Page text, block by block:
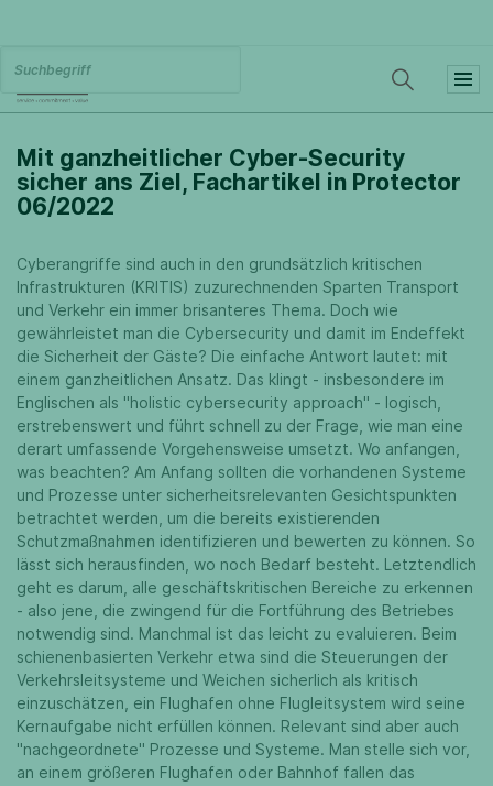
Mit ganzheitlicher Cyber-Security
sicher ans Ziel, Fachartikel in Protector
06/2022
Cyberangriffe sind auch in den grundsätzlich kritischen
Infrastrukturen (KRITIS) zuzurechnenden Sparten Transport
und Verkehr ein immer brisanteres Thema. Doch wie
gewährleistet man die Cybersecurity und damit im Endeffekt
die Sicherheit der Gäste? Die einfache Antwort lautet: mit
einem ganzheitlichen Ansatz. Das klingt - insbesondere im
Englischen als "holistic cybersecurity approach" - logisch,
erstrebenswert und führt schnell zu der Frage, wie man eine
derart umfassende Vorgehensweise umsetzt. Wo anfangen,
was beachten? Am Anfang sollten die vorhandenen Systeme
und Prozesse unter sicherheitsrelevanten Gesichtspunkten
betrachtet werden, um die bereits existierenden
Schutzmaßnahmen identifizieren und bewerten zu können. So
lässt sich herausfinden, wo noch Bedarf besteht. Letztendlich
geht es darum, alle geschäftskritischen Bereiche zu erkennen
- also jene, die zwingend für die Fortführung des Betriebes
notwendig sind. Manchmal ist das leicht zu evaluieren. Beim
schienenbasierten Verkehr etwa sind die Steuerungen der
Verkehrsleitsysteme und Weichen sicherlich als kritisch
einzuschätzen, ein Flughafen ohne Flugleitsystem wird seine
Kernaufgabe nicht erfüllen können. Relevant sind aber auch
"nachgeordnete" Prozesse und Systeme. Man stelle sich vor,
an einem größeren Flughafen oder Bahnhof fallen das